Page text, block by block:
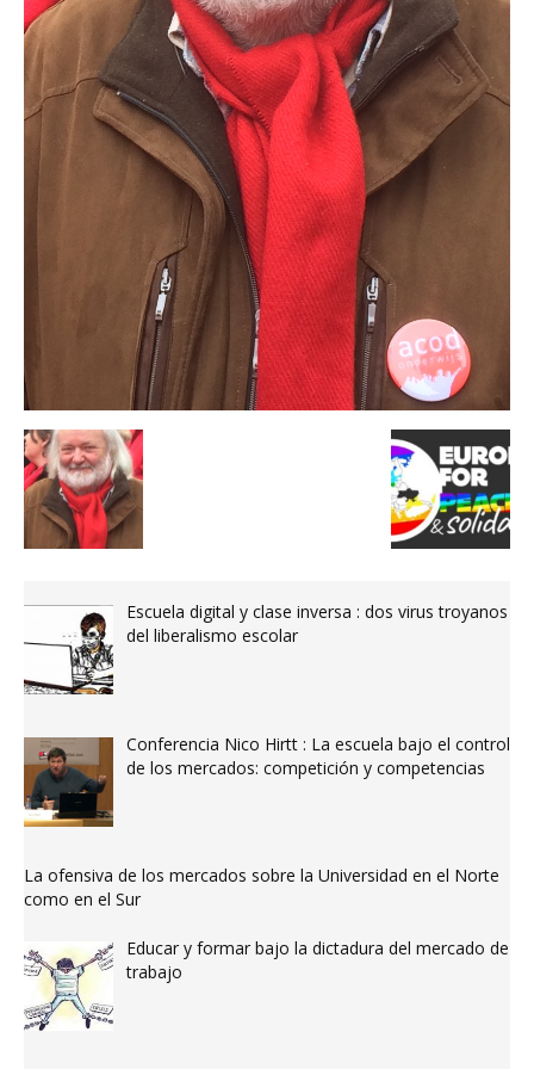
Escuela digital y clase inversa : dos virus troyanos
del liberalismo escolar
Conferencia Nico Hirtt : La escuela bajo el control
de los mercados: competición y competencias
La ofensiva de los mercados sobre la Universidad en el Norte
como en el Sur
Educar y formar bajo la dictadura del mercado de
trabajo